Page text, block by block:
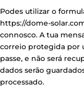
Podes utilizar o
https://dome-
connosco. A tua
correio protegida por
passe, e não será
dados serão
processado.